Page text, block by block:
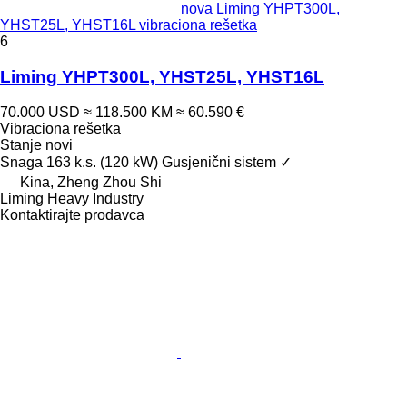
nova Liming YHPT300L,
YHST25L, YHST16L vibraciona rešetka
6
Liming YHPT300L, YHST25L, YHST16L
70.000 USD ≈ 118.500 KM ≈ 60.590 €
Vibraciona rešetka
Stanje novi
Snaga 163 k.s. (120 kW) Gusjenični sistem ✓
Kina, Zheng Zhou Shi
Liming Heavy Industry
Kontaktirajte prodavca